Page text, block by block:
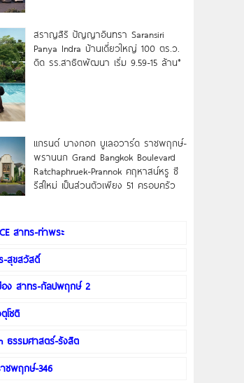
สราญสิริ ปัญญาอินทรา Saransiri
Panya Indra บ้านเดี่ยวใหญ่ 100 ตร.ว.
ดิด รร.สาธิตพัฒนา เริ่ม 9.59-15 ล้าน*
แกรนด์ บางกอก บูเลอวาร์ด ราชพฤกษ์-
พรานนก Grand Bangkok Boulevard
Ratchaphruek-Prannok คฤหาสน์หรู ซี
รีส์ใหม่ เป็นส่วนตัวเพียง 51 ครอบครัว
สาทร-ท่าพระ
-สุขสวัสดิ์
อง สาทร-กัลปพฤกษ์ 2
โชติ
ธรรมศาสตร์-รังสิต
ชพฤกษ์-346